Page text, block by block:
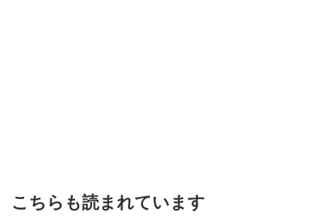
こちらも読まれています